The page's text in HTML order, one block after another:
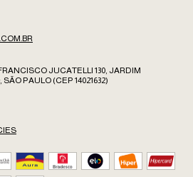
JUCATELLI 130, JARDIM
PAULO (CEP 14021632)